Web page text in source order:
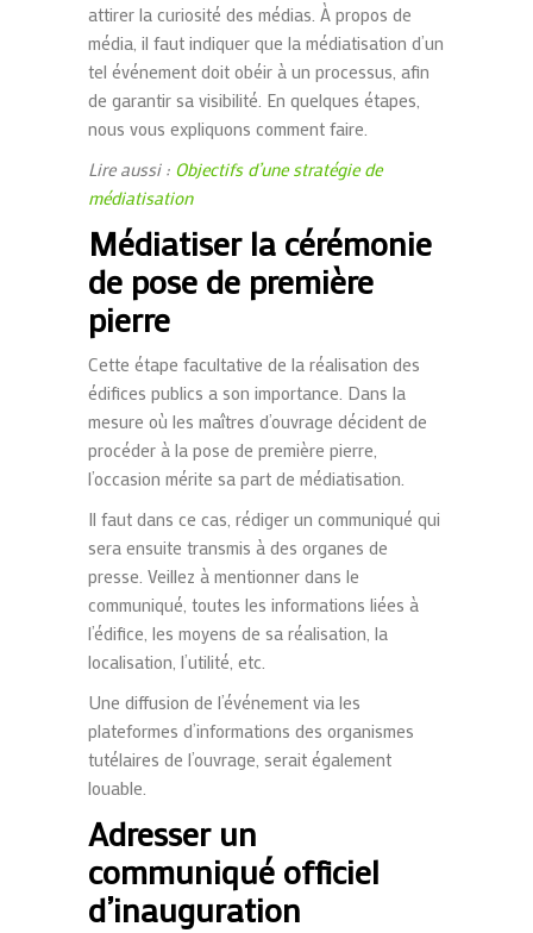
attirer la curiosité des médias. À propos de
média, il faut indiquer que la médiatisation d’un
tel événement doit obéir à un processus, afin
de garantir sa visibilité. En quelques étapes,
nous vous expliquons comment faire.
Lire aussi : Objectifs d’une stratégie de
médiatisation
Médiatiser la cérémonie
de pose de première
pierre
Cette étape facultative de la réalisation des
édifices publics a son importance. Dans la
mesure où les maîtres d’ouvrage décident de
procéder à la pose de première pierre,
l’occasion mérite sa part de médiatisation.
Il faut dans ce cas, rédiger un communiqué qui
sera ensuite transmis à des organes de
presse. Veillez à mentionner dans le
communiqué, toutes les informations liées à
l’édifice, les moyens de sa réalisation, la
localisation, l’utilité, etc.
Une diffusion de l’événement via les
plateformes d’informations des organismes
tutélaires de l’ouvrage, serait également
louable.
Adresser un
communiqué officiel
d’inauguration